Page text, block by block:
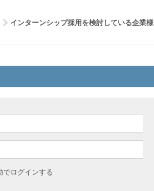
インターンシップ採用を検討している企業
でログインする